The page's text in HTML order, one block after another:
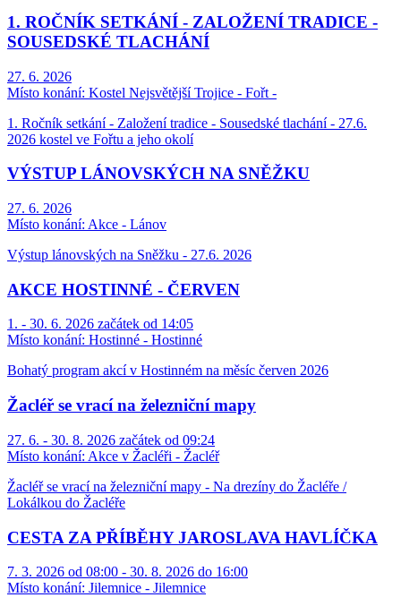
1. ROČNÍK SETKÁNÍ - ZALOŽENÍ TRADICE -
SOUSEDSKÉ TLACHÁNÍ
27. 6. 2026
Místo konání: Kostel Nejsvětější Trojice - Fořt -
1. Ročník setkání - Založení tradice - Sousedské tlachání - 27.6.
2026 kostel ve Fořtu a jeho okolí
VÝSTUP LÁNOVSKÝCH NA SNĚŽKU
27. 6. 2026
Místo konání: Akce - Lánov
Výstup lánovských na Sněžku - 27.6. 2026
AKCE HOSTINNÉ - ČERVEN
1. - 30. 6. 2026 začátek od 14:05
Místo konání: Hostinné - Hostinné
Bohatý program akcí v Hostinném na měsíc červen 2026
Žacléř se vrací na železniční mapy
27. 6. - 30. 8. 2026 začátek od 09:24
Místo konání: Akce v Žacléři - Žacléř
Žacléř se vrací na železniční mapy - Na drezíny do Žacléře /
Lokálkou do Žacléře
CESTA ZA PŘÍBĚHY JAROSLAVA HAVLÍČKA
7. 3. 2026 od 08:00 - 30. 8. 2026 do 16:00
Místo konání: Jilemnice - Jilemnice